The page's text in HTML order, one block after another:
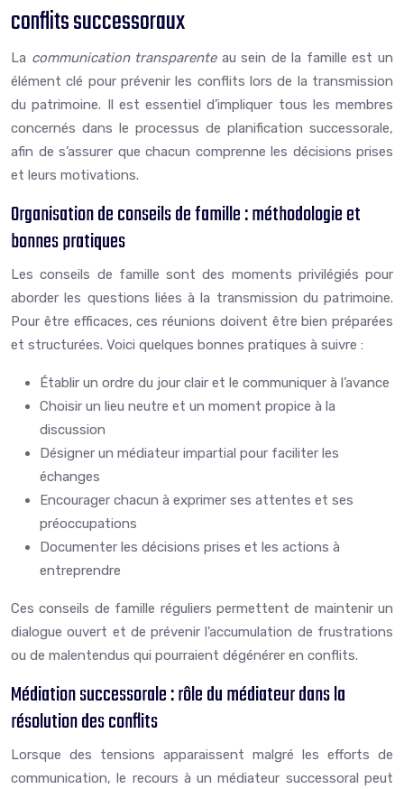
conflits successoraux
La communication transparente au sein de la famille est un
élément clé pour prévenir les conflits lors de la transmission
du patrimoine. Il est essentiel d’impliquer tous les membres
concernés dans le processus de planification successorale,
afin de s’assurer que chacun comprenne les décisions prises
et leurs motivations.
Organisation de conseils de famille : méthodologie et
bonnes pratiques
Les conseils de famille sont des moments privilégiés pour
aborder les questions liées à la transmission du patrimoine.
Pour être efficaces, ces réunions doivent être bien préparées
et structurées. Voici quelques bonnes pratiques à suivre :
Établir un ordre du jour clair et le communiquer à l’avance
Choisir un lieu neutre et un moment propice à la
discussion
Désigner un médiateur impartial pour faciliter les
échanges
Encourager chacun à exprimer ses attentes et ses
préoccupations
Documenter les décisions prises et les actions à
entreprendre
Ces conseils de famille réguliers permettent de maintenir un
dialogue ouvert et de prévenir l’accumulation de frustrations
ou de malentendus qui pourraient dégénérer en conflits.
Médiation successorale : rôle du médiateur dans la
résolution des conflits
Lorsque des tensions apparaissent malgré les efforts de
communication, le recours à un médiateur successoral peut